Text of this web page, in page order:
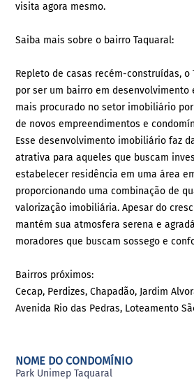
visita agora mesmo.
Saiba mais sobre o bairro Taquaral:
Repleto de casas recém-construídas, o
por ser um bairro em desenvolvimento
mais procurado no setor imobiliário
de novos empreendimentos e
Esse desenvolvimento imobiliário faz
atrativa para aqueles que buscam
estabelecer residência em uma área
proporcionando uma combinação de
valorização imobiliária. Apesar do
mantém sua atmosfera serena e
moradores que buscam sossego e
Bairros próximos:
Cecap, Perdizes, Chapadão, Jardim
Avenida Rio das Pedras, Loteamento
NOME DO CONDOMÍNIO
Park Unimep Taquaral